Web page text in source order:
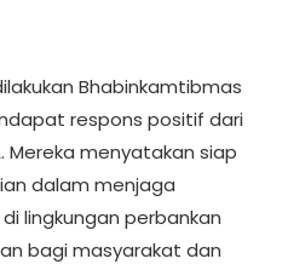
Bhabinkamtibmas
respons positif dari
Mereka menyatakan siap
dalam menjaga
lingkungan perbankan
bagi masyarakat dan